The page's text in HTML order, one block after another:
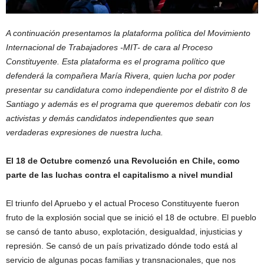
A continuación presentamos la plataforma política del Movimiento
Internacional de Trabajadores -MIT- de cara al Proceso
Constituyente. Esta plataforma es el programa político que
defenderá la compañera María Rivera, quien lucha por poder
presentar su candidatura como independiente por el distrito 8 de
Santiago y además es el programa que queremos debatir con los
activistas y demás candidatos independientes que sean
verdaderas expresiones de nuestra lucha.
El 18 de Octubre comenzó una Revolución en Chile, como
parte de las luchas contra el capitalismo a nivel mundial
El triunfo del Apruebo y el actual Proceso Constituyente fueron
fruto de la explosión social que se inició el 18 de octubre. El pueblo
se cansó de tanto abuso, explotación, desigualdad, injusticias y
represión. Se cansó de un país privatizado dónde todo está al
servicio de algunas pocas familias y transnacionales, que nos